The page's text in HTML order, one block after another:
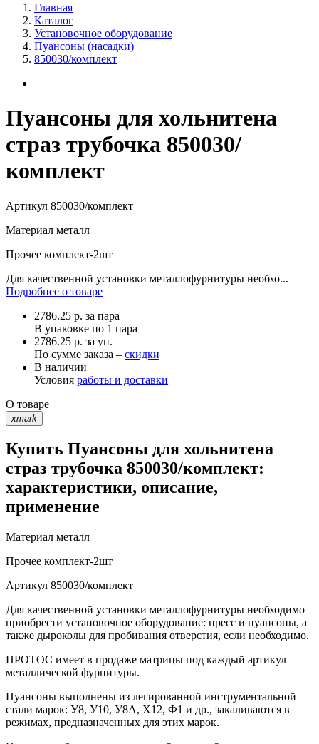
Главная
Каталог
Установочное оборудование
Пуансоны (насадки)
850030/комплект
Пуансоны для хольнитена
страз трубочка 850030/
комплект
Артикул 850030/комплект
Материал металл
Прочее комплект-2шт
Для качественной установки металлофурнитуры необхо...
Подробнее о товаре
2786.25 р. за пара
В упаковке по 1 пара
2786.25 р. за уп.
По сумме заказа – скидки
В наличии
Условия работы и доставки
О товаре
xmark
Купить Пуансоны для хольнитена
страз трубочка 850030/комплект:
характеристики, описание,
применение
Материал металл
Прочее комплект-2шт
Артикул 850030/комплект
Для качественной установки металлофурнитуры необходимо
приобрести установочное оборудование: пресс и пуансоны, а
также дыроколы для пробивания отверстия, если необходимо.
ПРОТОС имеет в продаже матрицы под каждый артикул
металлической фурнитуры.
Пуансоны выполнены из легированной инструментальной
стали марок: У8, У10, У8А, Х12, Ф1 и др., закаливаются в
режимах, предназначенных для этих марок.